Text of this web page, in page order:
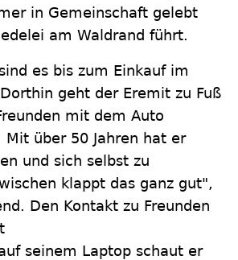
in Gemeinschaft gelebt
am Waldrand führt.
es bis zum Einkauf im
geht der Eremit zu Fuß
mit dem Auto
über 50 Jahren hat er
und sich selbst zu
klappt das ganz gut",
Den Kontakt zu Freunden
seinem Laptop schaut er